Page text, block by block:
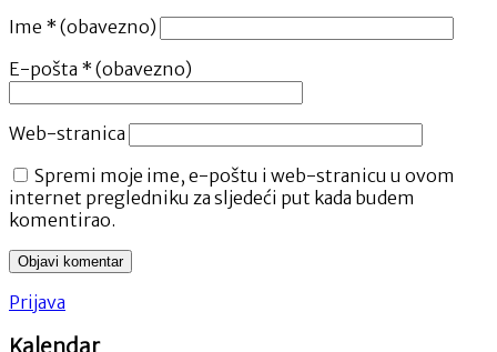
Ime * (obavezno)
E-pošta * (obavezno)
Web-stranica
Spremi moje ime, e-poštu i web-stranicu u ovom
internet pregledniku za sljedeći put kada budem
komentirao.
Prijava
Kalendar